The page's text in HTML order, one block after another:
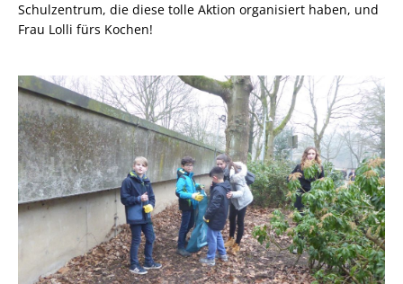
Schulzentrum, die diese tolle Aktion organisiert haben, und
Frau Lolli fürs Kochen!